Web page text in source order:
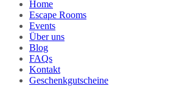
Home
Escape Rooms
Events
Über uns
Blog
FAQs
Kontakt
Geschenkgutscheine